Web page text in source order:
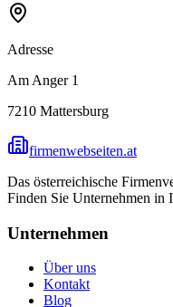
Adresse
Am Anger 1
7210 Mattersburg
firmenwebseiten.at
Das österreichische
Finden Sie Unternehmen in
Unternehmen
Über uns
Kontakt
Blog